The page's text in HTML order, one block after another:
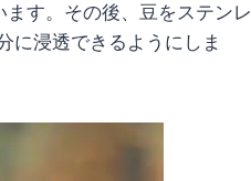
す。その後、豆をステンレ
に浸透できるようにしま